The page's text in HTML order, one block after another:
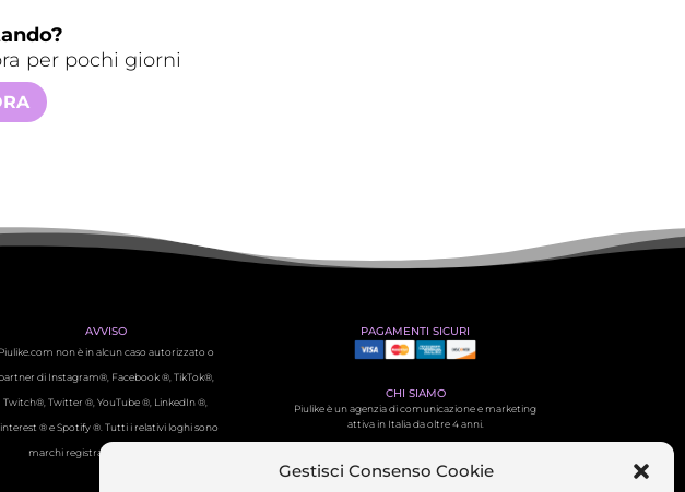
Gestisci Consenso Cookie
per pochi giorni
AVVISO
Piulike.com non è in alcun caso autorizzato o
partner di Instagram®, Facebook ®, TikTok®,
Twitch®, Twitter ®, YouTube ®, LinkedIn ®,
® e Spotify ®. Tutti i relativi loghi sono
marchi registrati dei proprietari.
PAGAMENTI SICURI
CHI SIAMO
Piulike è un agenzia di comunicazione e marketing
attiva in Italia da oltre 4 anni.